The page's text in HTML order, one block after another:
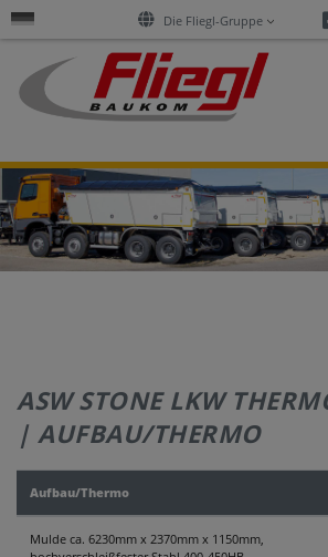
Die Fliegl-Gruppe
FORSCHUNG
&
SERVICES
KONTAKT
ASW STONE LKW
| AUFBAU/THERMO
Aufbau/Thermo
Mulde ca. 6230mm x 2370mm x 1150mm,